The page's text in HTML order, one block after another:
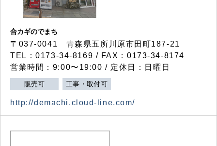
合カギのでまち
〒037-0041 青森県五所川原市田町187-21
TEL：0173-34-8169 / FAX：0173-34-8174
営業時間：9:00〜19:00 / 定休日：日曜日
販売可 工事・取付可
http://demachi.cloud-line.com/